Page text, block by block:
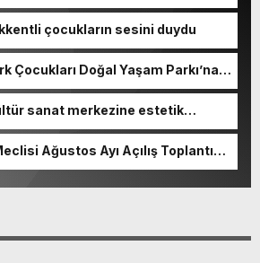
çocukların sesini duydu
Çocukları Doğal Yaşam Parkı’na
sanat merkezine estetik
Ağustos Ayı Açılış Toplantısı